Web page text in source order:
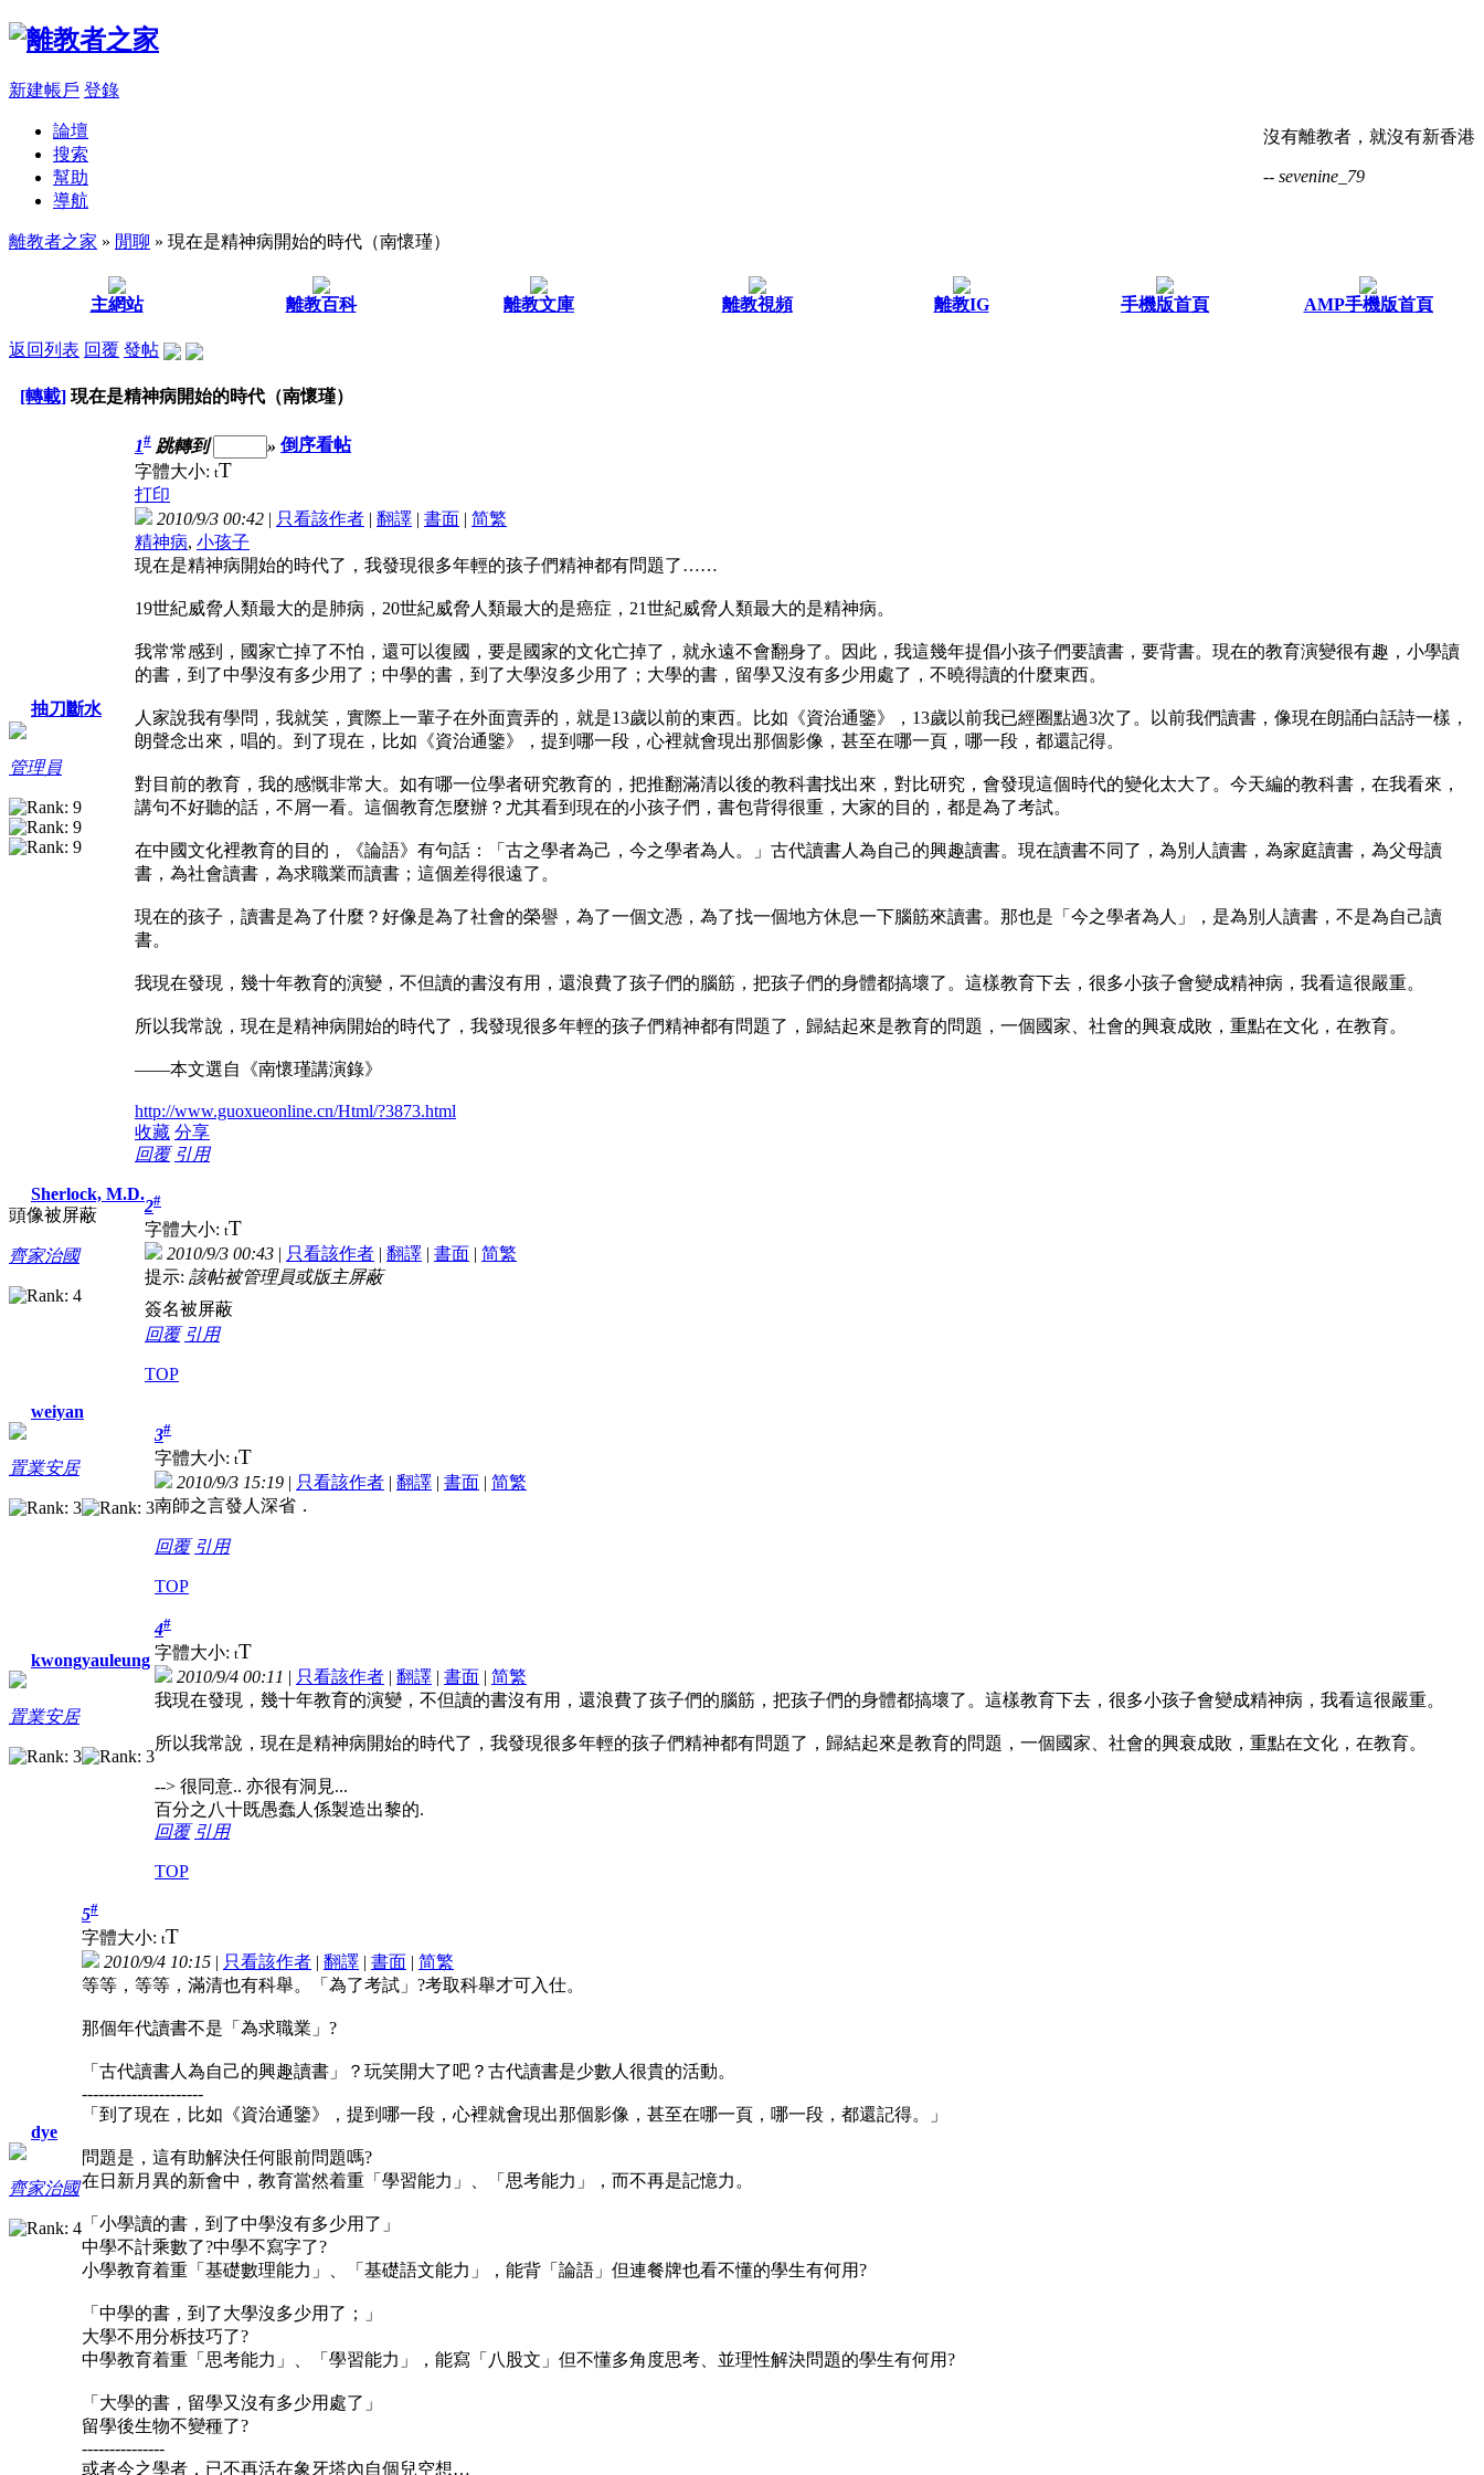
新建帳戶 登錄
沒有離教者，就沒有新香港
-- sevenine_79
論壇
搜索
幫助
導航
離教者之家 » 閒聊 » 現在是精神病開始的時代（南懷瑾）
主網站 離教百科 離教文庫 離教視頻 離教IG 手機版首頁 AMP手機版首頁
返回列表 回覆 發帖
[轉載] 現在是精神病開始的時代（南懷瑾）
抽刀斷水
管理員
1# 跳轉到 » 倒序看帖
字體大小: tT
打印
2010/9/3 00:42 | 只看該作者 | 翻譯 | 書面 | 简繁
精神病, 小孩子
現在是精神病開始的時代了，我發現很多年輕的孩子們精神都有問題了……
19世紀威脅人類最大的是肺病，20世紀威脅人類最大的是癌症，21世紀威脅人類最大的是精神病。
我常常感到，國家亡掉了不怕，還可以復國，要是國家的文化亡掉了，就永遠不會翻身了。因此，我這幾年提倡小孩子們要讀書，要背書。現在的教育演變很有趣，小學讀
的書，到了中學沒有多少用了；中學的書，到了大學沒多少用了；大學的書，留學又沒有多少用處了，不曉得讀的什麼東西。
人家說我有學問，我就笑，實際上一輩子在外面賣弄的，就是13歲以前的東西。比如《資治通鑒》，13歲以前我已經圈點過3次了。以前我們讀書，像現在朗誦白話詩一樣，
朗聲念出來，唱的。到了現在，比如《資治通鑒》，提到哪一段，心裡就會現出那個影像，甚至在哪一頁，哪一段，都還記得。
對目前的教育，我的感慨非常大。如有哪一位學者研究教育的，把推翻滿清以後的教科書找出來，對比研究，會發現這個時代的變化太大了。今天編的教科書，在我看來，
講句不好聽的話，不屑一看。這個教育怎麼辦？尤其看到現在的小孩子們，書包背得很重，大家的目的，都是為了考試。
在中國文化裡教育的目的，《論語》有句話：「古之學者為己，今之學者為人。」古代讀書人為自己的興趣讀書。現在讀書不同了，為別人讀書，為家庭讀書，為父母讀
書，為社會讀書，為求職業而讀書；這個差得很遠了。
現在的孩子，讀書是為了什麼？好像是為了社會的榮譽，為了一個文憑，為了找一個地方休息一下腦筋來讀書。那也是「今之學者為人」，是為別人讀書，不是為自己讀
書。
我現在發現，幾十年教育的演變，不但讀的書沒有用，還浪費了孩子們的腦筋，把孩子們的身體都搞壞了。這樣教育下去，很多小孩子會變成精神病，我看這很嚴重。
所以我常說，現在是精神病開始的時代了，我發現很多年輕的孩子們精神都有問題了，歸結起來是教育的問題，一個國家、社會的興衰成敗，重點在文化，在教育。
——本文選自《南懷瑾講演錄》
http://www.guoxueonline.cn/Html/?3873.html
收藏 分享
回覆 引用
Sherlock, M.D.
頭像被屏蔽
齊家治國
2#
字體大小: tT
2010/9/3 00:43 | 只看該作者 | 翻譯 | 書面 | 简繁
提示: 該帖被管理員或版主屏蔽
簽名被屏蔽
回覆 引用
TOP
weiyan
置業安居
3#
字體大小: tT
2010/9/3 15:19 | 只看該作者 | 翻譯 | 書面 | 简繁
南師之言發人深省．
回覆 引用
TOP
kwongyauleung
置業安居
4#
字體大小: tT
2010/9/4 00:11 | 只看該作者 | 翻譯 | 書面 | 简繁
我現在發現，幾十年教育的演變，不但讀的書沒有用，還浪費了孩子們的腦筋，把孩子們的身體都搞壞了。這樣教育下去，很多小孩子會變成精神病，我看這很嚴重。
所以我常說，現在是精神病開始的時代了，我發現很多年輕的孩子們精神都有問題了，歸結起來是教育的問題，一個國家、社會的興衰成敗，重點在文化，在教育。
--> 很同意.. 亦很有洞見...
百分之八十既愚蠢人係製造出黎的.
回覆 引用
TOP
dye
齊家治國
5#
字體大小: tT
2010/9/4 10:15 | 只看該作者 | 翻譯 | 書面 | 简繁
等等，等等，滿清也有科舉。「為了考試」?考取科舉才可入仕。
那個年代讀書不是「為求職業」?
「古代讀書人為自己的興趣讀書」？玩笑開大了吧？古代讀書是少數人很貴的活動。
----------------------
「到了現在，比如《資治通鑒》，提到哪一段，心裡就會現出那個影像，甚至在哪一頁，哪一段，都還記得。」
問題是，這有助解決任何眼前問題嗎?
在日新月異的新會中，教育當然着重「學習能力」、「思考能力」，而不再是記憶力。
「小學讀的書，到了中學沒有多少用了」
中學不計乘數了?中學不寫字了?
小學教育着重「基礎數理能力」、「基礎語文能力」，能背「論語」但連餐牌也看不懂的學生有何用?
「中學的書，到了大學沒多少用了；」
大學不用分柝技巧了?
中學教育着重「思考能力」、「學習能力」，能寫「八股文」但不懂多角度思考、並理性解決問題的學生有何用?
「大學的書，留學又沒有多少用處了」
留學後生物不變種了?
---------------
或者今之學者，已不再活在象牙塔內自個兒空想…